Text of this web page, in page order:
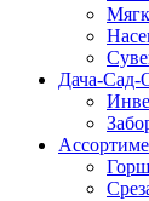
Дача-Сад-